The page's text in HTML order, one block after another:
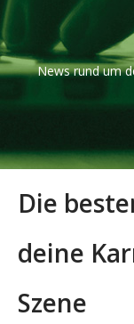
News rund um
Die
deine
Szene